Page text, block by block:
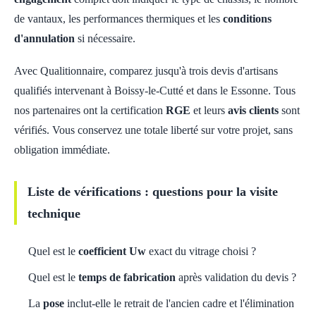
de vantaux, les performances thermiques et les conditions
d'annulation si nécessaire.
Avec Qualitionnaire, comparez jusqu'à trois devis d'artisans
qualifiés intervenant à Boissy-le-Cutté et dans le Essonne. Tous
nos partenaires ont la certification RGE et leurs avis clients sont
vérifiés. Vous conservez une totale liberté sur votre projet, sans
obligation immédiate.
Liste de vérifications : questions pour la visite
technique
Quel est le coefficient Uw exact du vitrage choisi ?
Quel est le temps de fabrication après validation du devis ?
La pose inclut-elle le retrait de l'ancien cadre et l'élimination